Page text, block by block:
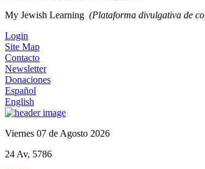
My Jewish Learning (Plataforma divulgativa de
Login
Site Map
Contacto
Newsletter
Donaciones
Español
English
Viernes 07 de Agosto 2026
24 Av, 5786